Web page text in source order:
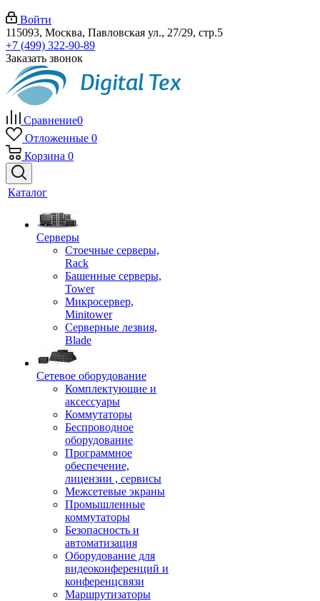
Войти
115093, Москва, Павловская ул., 27/29, стр.5
+7 (499) 322-90-89
Заказать звонок
Сравнение0
Отложенные 0
Корзина 0
Каталог
Серверы
Стоечные серверы,
Rack
Башенные серверы,
Tower
Микросервер,
Minitower
Серверные лезвия,
Blade
Сетевое оборудование
Комплектующие и
аксессуары
Коммутаторы
Беспроводное
оборудование
Программное
обеспечение,
лицензии , сервисы
Межсетевые экраны
Промышленные
коммутаторы
Безопасность и
автоматизация
Оборудование для
видеоконференций и
конференцсвязи
Маршрутизаторы